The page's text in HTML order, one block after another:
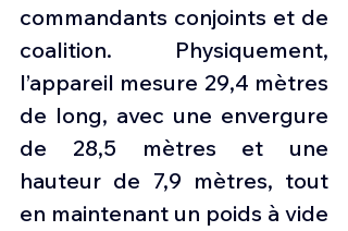
commandants conjoints et de
coalition. Physiquement,
l’appareil mesure 29,4 mètres
de long, avec une envergure
de 28,5 mètres et une
hauteur de 7,9 mètres, tout
en maintenant un poids à vide